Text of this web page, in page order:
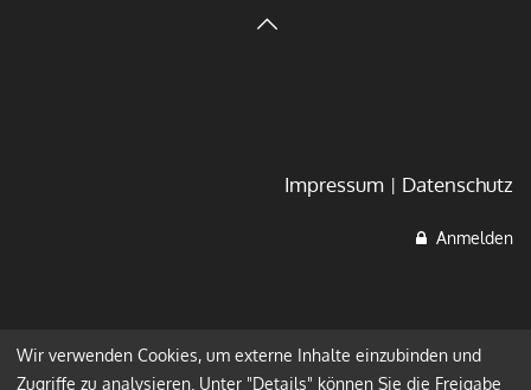
Impressum Datenschutz
Anmelden
Wir verwenden Cookies, um externe Inhalte einzubinden und
Zugriffe zu analysieren. Unter "Details" können Sie die Freigabe